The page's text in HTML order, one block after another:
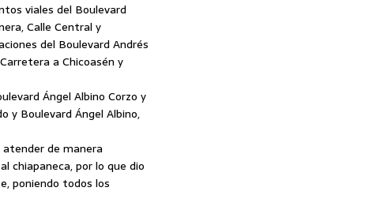
viales del Boulevard
Calle Central y
del Boulevard Andrés
a Chicoasén y
Ángel Albino Corzo y
y Boulevard Ángel Albino,
de manera
chiapaneca, por lo que dio
poniendo todos los